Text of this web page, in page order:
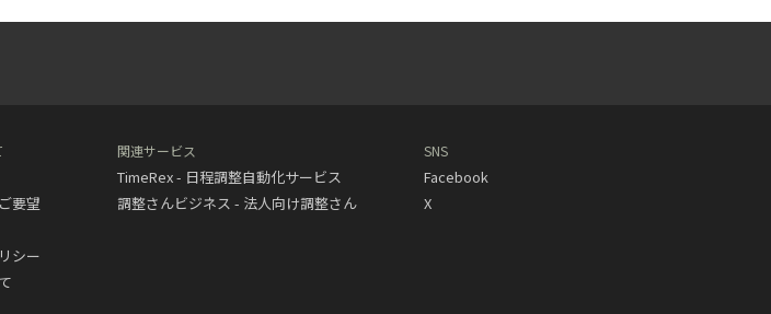
要望
シー
関連サービス
TimeRex - 日程調整自動化サービス
調整さんビジネス - 法人向け調整さん
SNS
Facebook
X